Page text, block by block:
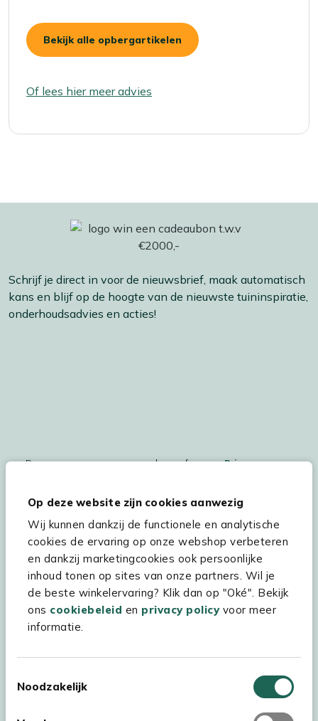
Op deze website zijn cookies aanwezig
Wij kunnen dankzij de functionele en analytische
cookies de ervaring op onze webshop verbeteren
en dankzij marketingcookies ook persoonlijke
inhoud tonen op sites van onze partners. Wil je
de beste winkelervaring? Klik dan op "Oké". Bekijk
ons cookiebeleid en privacy policyvoor meer
informatie.
Noodzakelijk
Bekijk alle opbergartikelen
Of lees hier meer advies
Schrijf je direct in voor de nieuwsbrief, maak automatisch
kans en blijf op de hoogte van de nieuwste tuininspiratie,
onderhoudsadvies en acties!
De persoonsgegegevens worden conform onsPrivacy
Hulp & service
Assortiment
Kees Smit Tuinmeubelen
Experience Stores XXL